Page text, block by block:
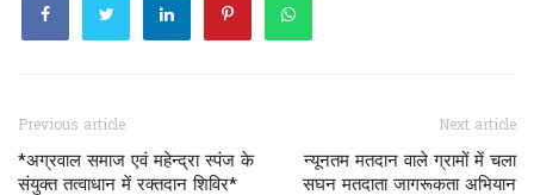
Previous article
*अग्रवाल समाज एवं महेन्द्रा स्पंज के
संयुक्त तत्वाधान में रक्तदान शिविर*
Next article
न्यूनतम मतदान वाले ग्रामों में चला
सघन मतदाता जागरूकता अभियान